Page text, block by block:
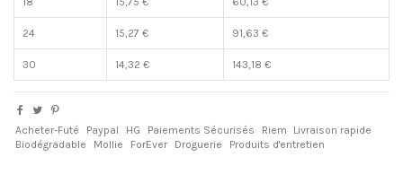
24 15,27 € 91,63 €
30 14,32 € 143,18 €
Acheter-Futé Paypal HG Paiements Sécurisés Riem
Livraison rapide
Biodégradable
Mollie ForEver Droguerie Produits d'entretien